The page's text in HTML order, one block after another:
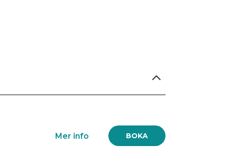
BOKA
Mer info